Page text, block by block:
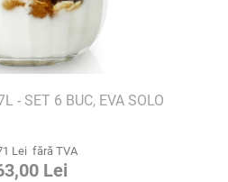
- SET 6 BUC, EVA SOLO
Lei fără TVA
Lei